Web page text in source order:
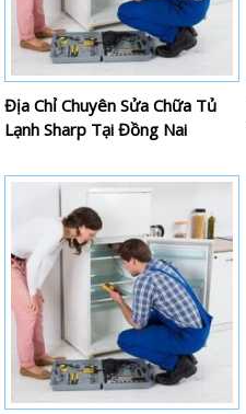
Địa Chỉ Chuyên Sửa Chữa Tủ
Lạnh Sharp Tại Đồng Nai